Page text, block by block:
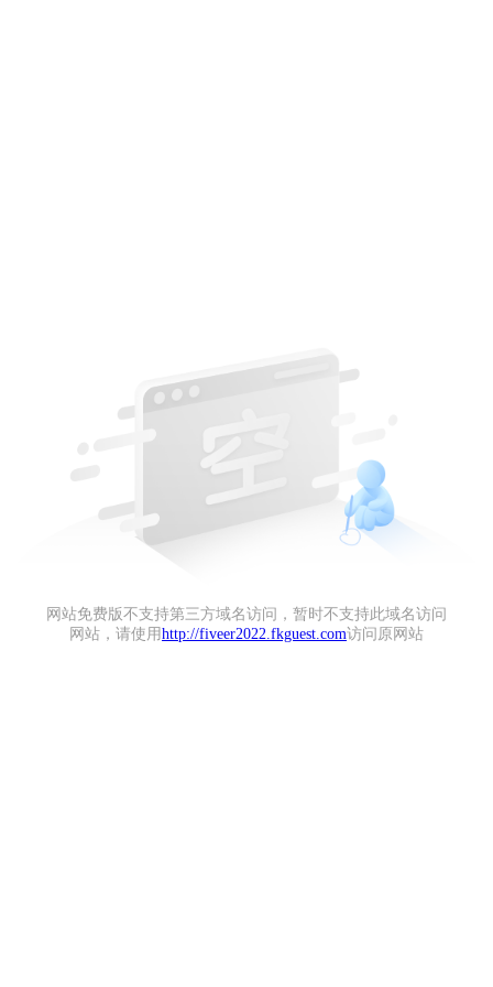
网站免费版不支持第三方域名访问，暂时不支持此域名访问
网站，请使用 http://fiveer2022.fkguest.com访问原网站